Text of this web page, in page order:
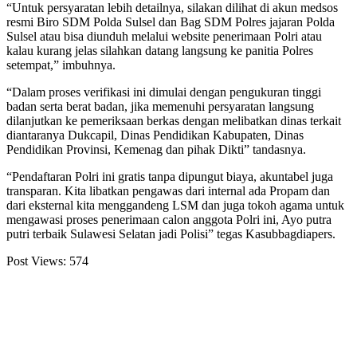
“Untuk persyaratan lebih detailnya, silakan dilihat di akun medsos
resmi Biro SDM Polda Sulsel dan Bag SDM Polres jajaran Polda
Sulsel atau bisa diunduh melalui website penerimaan Polri atau
kalau kurang jelas silahkan datang langsung ke panitia Polres
setempat,” imbuhnya.
“Dalam proses verifikasi ini dimulai dengan pengukuran tinggi
badan serta berat badan, jika memenuhi persyaratan langsung
dilanjutkan ke pemeriksaan berkas dengan melibatkan dinas terkait
diantaranya Dukcapil, Dinas Pendidikan Kabupaten, Dinas
Pendidikan Provinsi, Kemenag dan pihak Dikti” tandasnya.
“Pendaftaran Polri ini gratis tanpa dipungut biaya, akuntabel juga
transparan. Kita libatkan pengawas dari internal ada Propam dan
dari eksternal kita menggandeng LSM dan juga tokoh agama untuk
mengawasi proses penerimaan calon anggota Polri ini, Ayo putra
putri terbaik Sulawesi Selatan jadi Polisi” tegas Kasubbagdiapers.
Post Views: 574